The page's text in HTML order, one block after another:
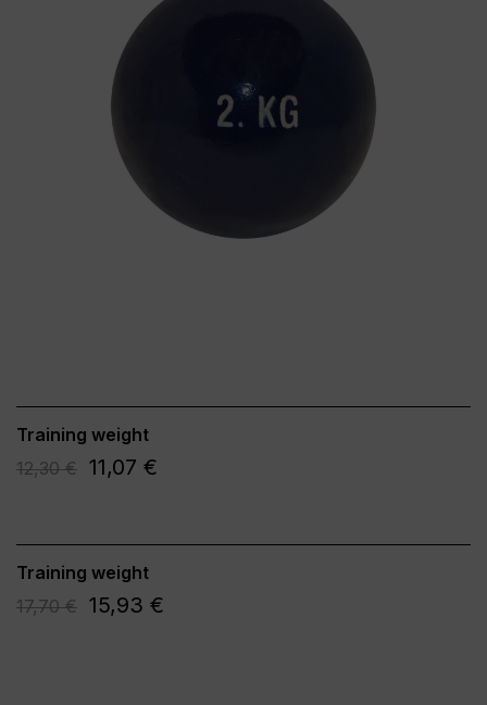
Training weight
12,30 € 11,07 €
Training weight
17,70 € 15,93 €